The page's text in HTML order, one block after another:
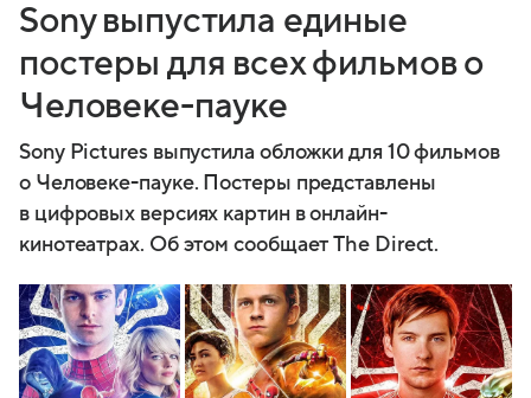
Sony выпустила единые
постеры для всех фильмов о
Человеке-пауке
Sony Pictures выпустила обложки для 10 фильмов
о Человеке-пауке. Постеры представлены
в цифровых версиях картин в онлайн-
кинотеатрах. Об этом сообщает The Direct.